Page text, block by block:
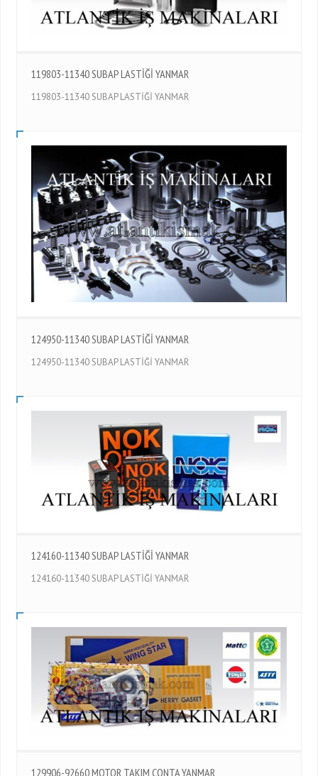
119803-11340 SUBAP LASTİĞİ YANMAR
119803-11340 SUBAP LASTİĞİ YANMAR
124950-11340 SUBAP LASTİĞİ YANMAR
124950-11340 SUBAP LASTİĞİ YANMAR
124160-11340 SUBAP LASTİĞİ YANMAR
124160-11340 SUBAP LASTİĞİ YANMAR
129906-92660 MOTOR TAKIM CONTA YANMAR